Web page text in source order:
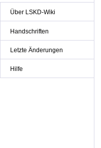
Über LSKD-Wiki
Handschriften
Letzte Änderungen
Hilfe